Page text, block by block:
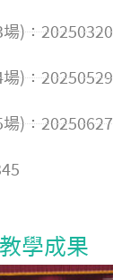
)：20250320
)：20250529
)：20250627
學成果